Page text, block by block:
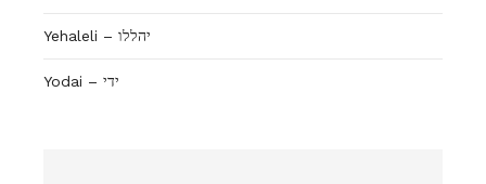
Yehaleli – יהללו
Yodai – ידי